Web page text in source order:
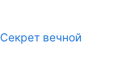
Секрет вечной